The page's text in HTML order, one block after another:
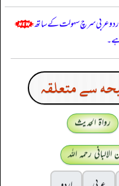
اردو عربی سرچ سہولت کے ساتھ
سے متعلقہ
رواۃ الحدیث
رحمہ اللہ